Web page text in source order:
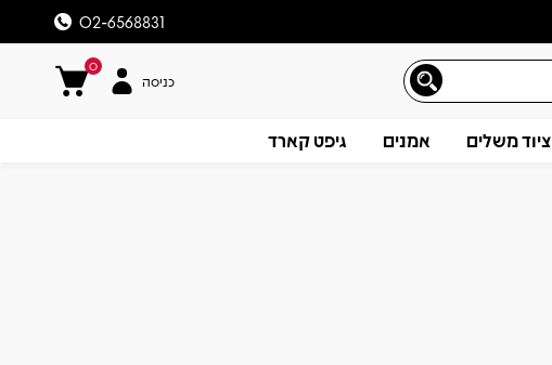
02-6568831
0
כניסה
ציוד משלים אמנים גיפט קארד